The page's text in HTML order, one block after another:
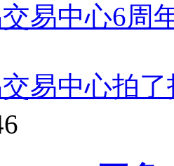
易中心6周
易中心拍